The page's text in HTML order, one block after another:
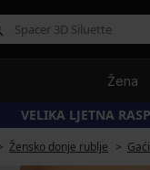
Žena
VELIKA LJETNA
Žensko donje rublje